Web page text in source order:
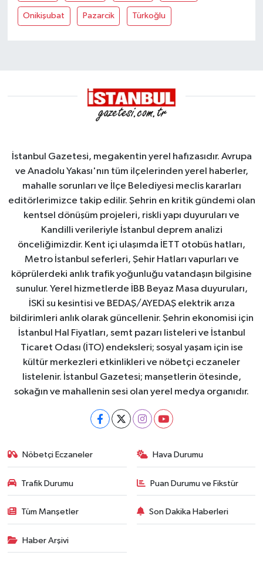
Onikişubat Pazarcik Türkoğlu
İstanbul Gazetesi, megakentin yerel hafızasıdır. Avrupa
ve Anadolu Yakası'nın tüm ilçelerinden yerel haberler,
mahalle sorunları ve İlçe Belediyesi meclis kararları
editörlerimizce takip edilir. Şehrin en kritik gündemi olan
kentsel dönüşüm projeleri, riskli yapı duyuruları ve
Kandilli verileriyle İstanbul deprem analizi
önceliğimizdir. Kent içi ulaşımda İETT otobüs hatları,
Metro İstanbul seferleri, Şehir Hatları vapurları ve
köprülerdeki anlık trafik yoğunluğu vatandaşın bilgisine
sunulur. Yerel hizmetlerde İBB Beyaz Masa duyuruları,
İSKİ su kesintisi ve BEDAŞ/AYEDAŞ elektrik arıza
bildirimleri anlık olarak güncellenir. Şehrin ekonomisi için
İstanbul Hal Fiyatları, semt pazarı listeleri ve İstanbul
Ticaret Odası (İTO) endeksleri; sosyal yaşam için ise
kültür merkezleri etkinlikleri ve nöbetçi eczaneler
listelenir. İstanbul Gazetesi; manşetlerin ötesinde,
sokağın ve mahallenin sesi olan yerel medya organıdır.
Nöbetçi Eczaneler Hava Durumu
Trafik Durumu Puan Durumu ve Fikstür
Tüm Manşetler Son Dakika Haberleri
Haber Arşivi